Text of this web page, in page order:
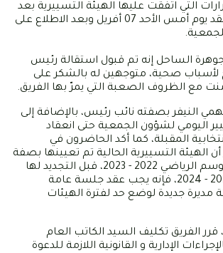
التي اتفقت عليها الهيئة التسييرية بعد
بعد الإجتماع المنعقد يوم أمس الأحد 07 أفريل وبعد الاطلاع على
الساحل إنه تم قبول استقالة رئيس
لأسباب صحية، متوجهين له بالشكر على
مع الظروف الصعبة التي يمرّ بها الفريق.
النيفر بصفته نائب رئيس، بالإضافة إلى
اليومي لشؤون الجمعية حتى انعقاد
المقبلة، كما أكد الحاضرون في
أن الهيئة التسييرية الحالية تم تعيينها بصفة
وقتية في بداية الموسم الرياضي 2022 - 2023، قبل التجديد لها
في بداية موسم 2023 - 2024، فإنه يجب عقد جلسة عامة
مديرة جديدة لوضع حد لفترة الهيئات
الفريق تكليف السيد الكاتب العام
الإدارية و القانونية اللازمة للدعوة